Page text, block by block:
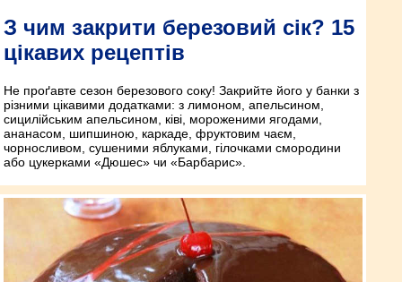
З чим закрити березовий сік? 15
цікавих рецептів
Не проґавте сезон березового соку! Закрийте його у банки з
різними цікавими додатками: з лимоном, апельсином,
сицилійським апельсином, ківі, мороженими ягодами,
ананасом, шипшиною, каркаде, фруктовим чаєм,
чорносливом, сушеними яблуками, гілочками смородини
або цукерками «Дюшес» чи «Барбарис».